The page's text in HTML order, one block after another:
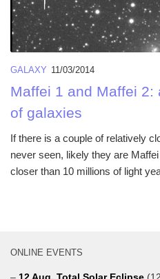
GALAXY 11/03/2014
Maffei 1 and Maffei 2:
of galaxies
If there is a couple of relatively
never seen, likely they are
closer than 10 millions of light
ONLINE EVENTS